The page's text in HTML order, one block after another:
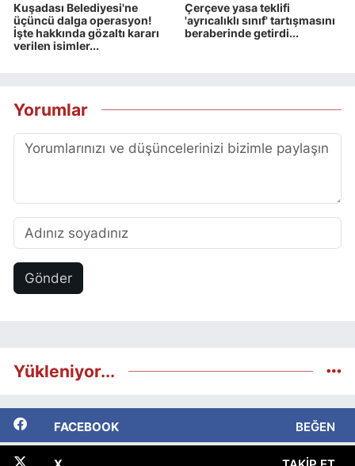
Kuşadası Belediyesi'ne
üçüncü dalga operasyon!
İşte hakkında gözaltı kararı
verilen isimler...
Çerçeve yasa teklifi
'ayrıcalıklı sınıf' tartışmasını
beraberinde getirdi...
Yorumlar
Gönder
Yükleniyor...
FACEBOOK BEĞEN